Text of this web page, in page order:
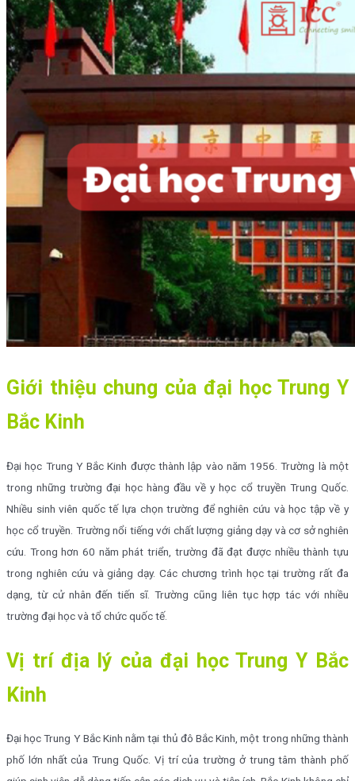
Giới thiệu chung của đại học Trung Y
Bắc Kinh
Đại học Trung Y Bắc Kinh được thành lập vào năm 1956. Trường là một
trong những trường đại học hàng đầu về y học cổ truyền Trung Quốc.
Nhiều sinh viên quốc tế lựa chọn trường để nghiên cứu và học tập về y
học cổ truyền. Trường nổi tiếng với chất lượng giảng dạy và cơ sở nghiên
cứu. Trong hơn 60 năm phát triển, trường đã đạt được nhiều thành tựu
trong nghiên cứu và giảng dạy. Các chương trình học tại trường rất đa
dạng, từ cử nhân đến tiến sĩ. Trường cũng liên tục hợp tác với nhiều
trường đại học và tổ chức quốc tế.
Vị trí địa lý của đại học Trung Y Bắc
Kinh
Đại học Trung Y Bắc Kinh nằm tại thủ đô Bắc Kinh, một trong những thành
phố lớn nhất của Trung Quốc. Vị trí của trường ở trung tâm thành phố